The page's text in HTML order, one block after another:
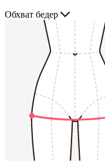
Обхват бедер